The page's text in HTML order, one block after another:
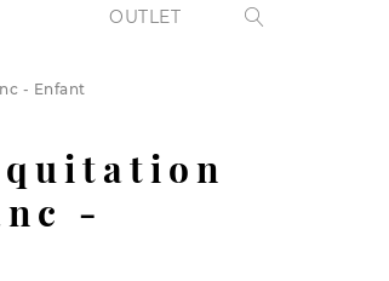
OUTLET 
- Enfant
-